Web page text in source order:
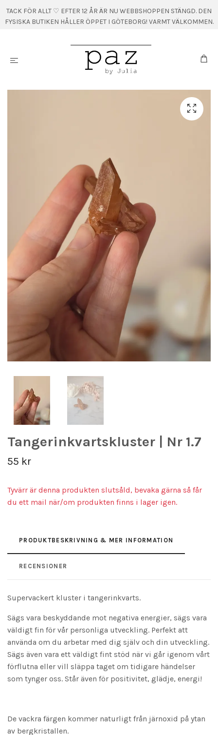
TACK FÖR ALLT ♡ EFTER 12 ÅR ÄR NU WEBBSHOPPEN STÄNGD. DEN
FYSISKA BUTIKEN HÅLLER ÖPPET I GÖTEBORG! VARMT VÄLKOMMEN.
Tangerinkvartskluster | Nr 1.7
55 kr
Tyvärr är denna produkten slutsåld, bevaka gärna så får
du ett mail när/om produkten finns i lager igen.
PRODUKTBESKRIVNING & MER INFORMATION
RECENSIONER
Supervackert kluster i tangerinkvarts.
Sägs vara beskyddande mot negativa energier, sägs vara
väldigt fin för vår personliga utveckling. Perfekt att
använda om du arbetar med dig själv och din utveckling.
Sägs även vara ett väldigt fint stöd när vi går igenom vårt
förflutna eller vill släppa taget om tidigare händelser
som tynger oss. Står även för positivitet, glädje, energi!
De vackra färgen kommer naturligt från järnoxid på ytan
av bergkristallen.